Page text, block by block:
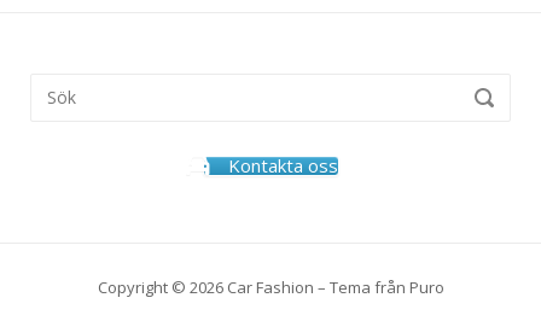
Kontakta oss
Copyright © 2026 Car Fashion – Tema från Puro